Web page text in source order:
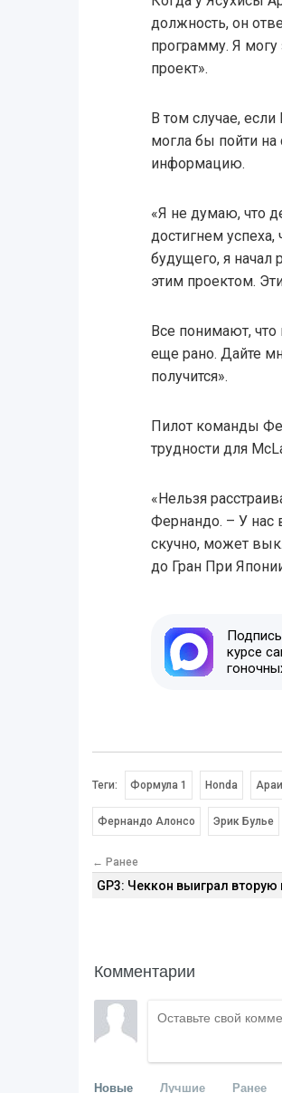
должность, он
программу. Я могу
проект».
В том случае,
могла бы пойти
информацию.
«Я не думаю, что
достигнем
будущего, я начал
этим проектом.
Все понимают,
еще рано. Дайте
получится».
Пилот команды
трудности для
«Нельзя
Фернандо. – У нас
скучно, может
до Гран При
курсе
Теги: Формула 1 Honda Араи
Фернандо Алонсо Эрик Булье
← Ранее
GP3: Чеккон выиграл вторую
Комментарии
Новые Лучшие Ранее